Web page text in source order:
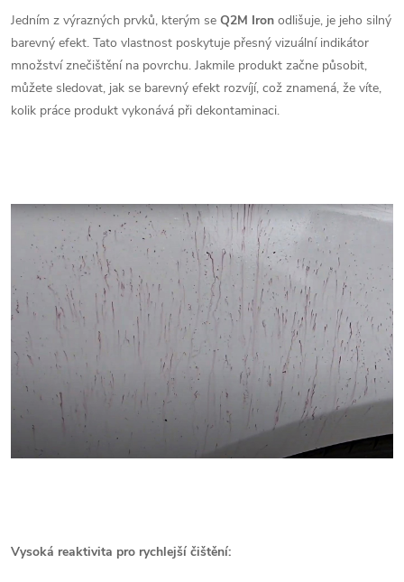
Jedním z výrazných prvků, kterým se Q2M Iron odlišuje, je jeho silný
barevný efekt. Tato vlastnost poskytuje přesný vizuální indikátor
množství znečištění na povrchu. Jakmile produkt začne působit,
můžete sledovat, jak se barevný efekt rozvíjí, což znamená, že víte,
kolik práce produkt vykonává při dekontaminaci.
Vysoká reaktivita pro rychlejší čištění: